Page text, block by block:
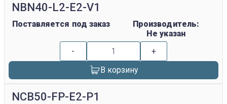
NBN40-L2-E2-V1
Поставляется под заказ
Производитель:
Не указан
-
+
В корзину
NCB50-FP-E2-P1